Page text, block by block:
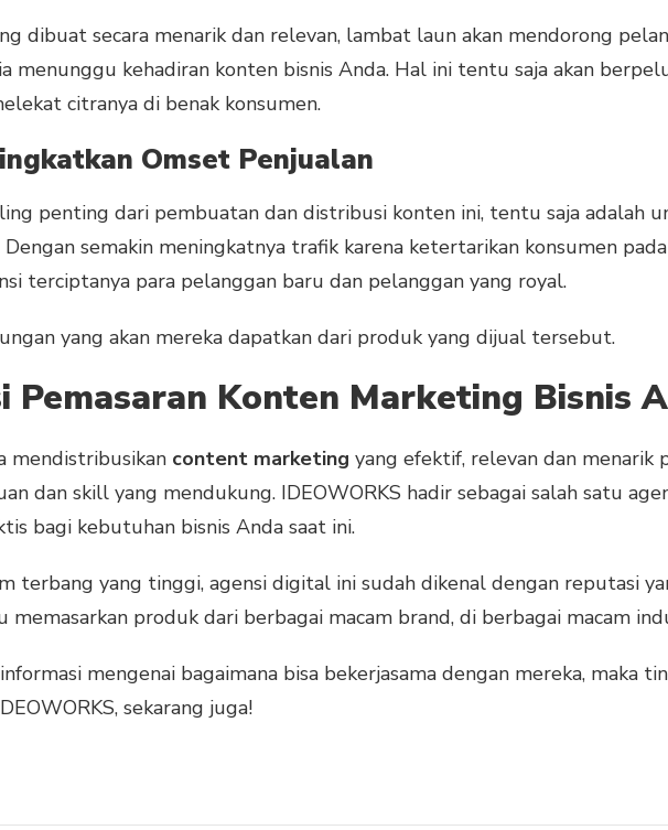
dibuat secara menarik dan relevan, lambat laun akan mendorong
menunggu kehadiran konten bisnis Anda. Hal ini tentu saja akan
citranya di benak konsumen.
Omset Penjualan
penting dari pembuatan dan distribusi konten ini, tentu saja adalah
Dengan semakin meningkatnya trafik karena ketertarikan konsumen
terciptanya para pelanggan baru dan pelanggan yang royal.
yang akan mereka dapatkan dari produk yang dijual tersebut.
Pemasaran Konten Marketing Bisnis
mendistribusikan content marketing yang efektif, relevan dan
dan skill yang mendukung. IDEOWORKS hadir sebagai salah satu
bagi kebutuhan bisnis Anda saat ini.
terbang yang tinggi, agensi digital ini sudah dikenal dengan reputasi
memasarkan produk dari berbagai macam brand, di berbagai macam
mengenai bagaimana bisa bekerjasama dengan mereka, maka
sekarang juga!